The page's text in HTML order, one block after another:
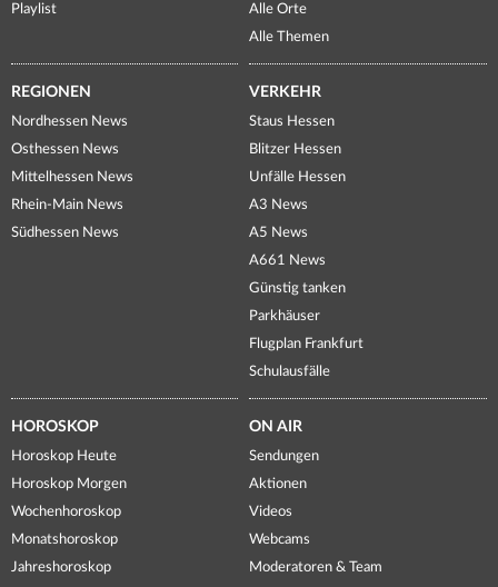
Playlist
Alle Orte
Alle Themen
REGIONEN
Nordhessen News
Osthessen News
Mittelhessen News
Rhein-Main News
Südhessen News
VERKEHR
Staus Hessen
Blitzer Hessen
Unfälle Hessen
A3 News
A5 News
A661 News
Günstig tanken
Parkhäuser
Flugplan Frankfurt
Schulausfälle
HOROSKOP
Horoskop Heute
Horoskop Morgen
Wochenhoroskop
Monatshoroskop
Jahreshoroskop
ON AIR
Sendungen
Aktionen
Videos
Webcams
Moderatoren & Team